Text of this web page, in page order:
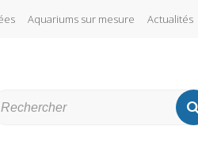
Aquariums sur mesure Actualités